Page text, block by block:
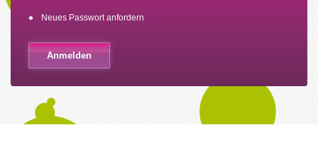
Neues Passwort anfordern